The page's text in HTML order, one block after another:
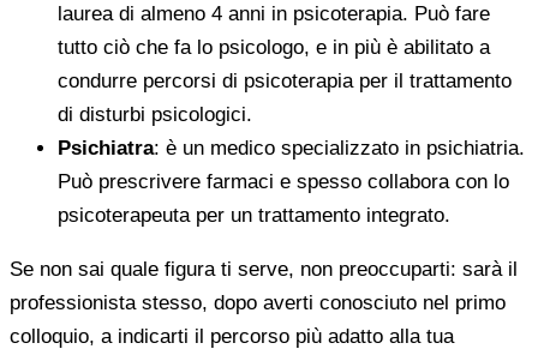
laurea di almeno 4 anni in psicoterapia. Può fare
tutto ciò che fa lo psicologo, e in più è abilitato a
condurre percorsi di psicoterapia per il trattamento
di disturbi psicologici.
Psichiatra: è un medico specializzato in psichiatria.
Può prescrivere farmaci e spesso collabora con lo
psicoterapeuta per un trattamento integrato.
Se non sai quale figura ti serve, non preoccuparti: sarà il
professionista stesso, dopo averti conosciuto nel primo
colloquio, a indicarti il percorso più adatto alla tua